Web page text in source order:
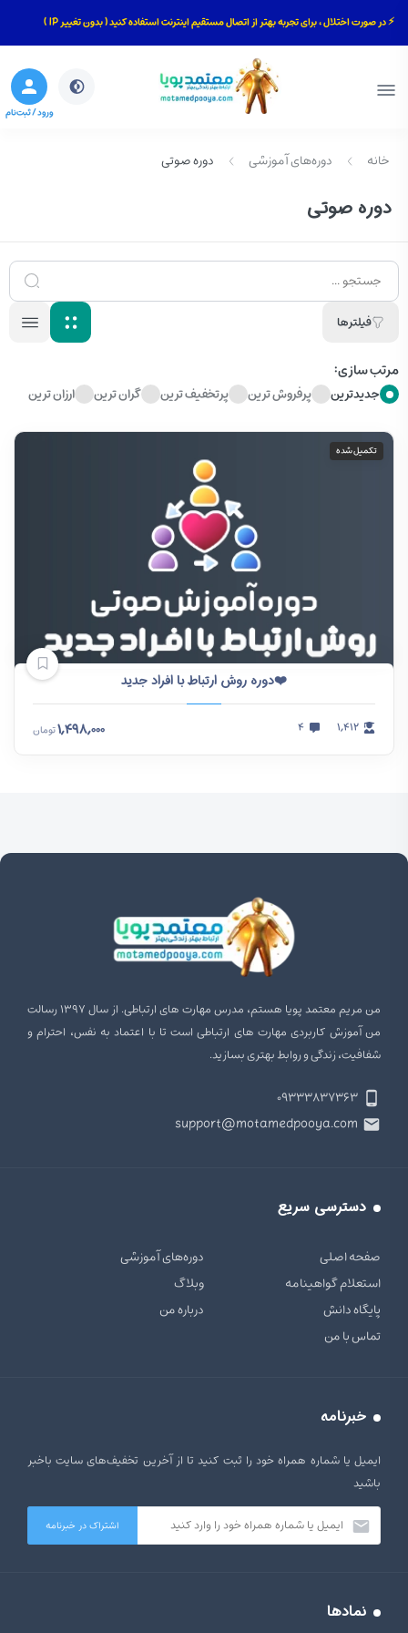
⚡ در صورت اختلال ، برای تجربه بهتر از اتصال مستقیم اینترنت استفاده کنید ( بدون تغییر IP )
ورود / ثبت‌نام
جستجو
خانه دوره‌های آموزشی دوره صوتی
دوره صوتی
فیلترها
مرتب سازی:
جدیدترین پرفروش ترین پرتخفیف ترین گران ترین ارزان ترین
تکمیل شده
❤️دوره روش ارتباط با افراد جدید
۱,۴۱۲ ۴ ۱,۴۹۸,۰۰۰تومان
من مریم معتمد پویا هستم، مدرس مهارت‌ های ارتباطی. از سال ۱۳۹۷ رسالت
من آموزش کاربردی مهارت‌ های ارتباطی است تا با اعتماد به نفس، احترام و
شفافیت، زندگی و روابط بهتری بسازید.
۰۹۳۳۳۸۳۷۳۶۳
support@motamedpooya.com
دسترسی سریع
صفحه اصلی
دوره‌های آموزشی
استعلام گواهینامه
وبلاگ
پایگاه دانش
درباره من
تماس با من
خبرنامه
ایمیل یا شماره همراه خود را ثبت کنید تا از آخرین تخفیف‌های سایت باخبر
باشید
نمادها
بستن